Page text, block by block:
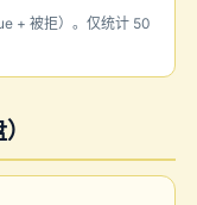
+ 被拒）。仅统计 50